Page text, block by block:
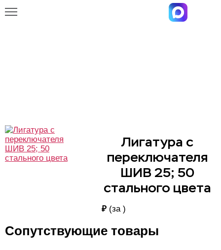
Лигатура с
переключателя
ШИВ 25; 50
стального цвета
₽ (за )
Сопутствующие товары